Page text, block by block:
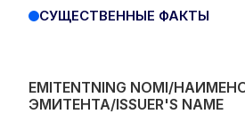
СУЩЕСТВЕННЫЕ ФАКТЫ
EMITENTNING NOMI/
ЭМИТЕНТА/ISSUER'S NAME